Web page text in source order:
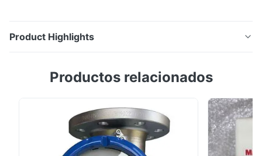
Product Highlights
célula de medición de cerámica capacitiva y libre de
procesos e higiene para la presión, el nivel,medición
de volumen o masa en líquidos y gases. Garantiza un
alto grado de seguridad del sistema ...
Productos relacionados